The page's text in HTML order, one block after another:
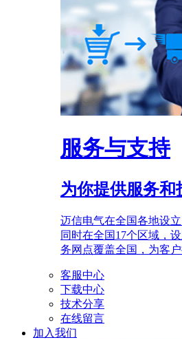
服务与支持
为你提供服务和
迈信电气在全国各地设
同时在全国17个区域，
务网点覆盖全国，为客
客服中心
下载中心
技术分享
在线留言
加入我们